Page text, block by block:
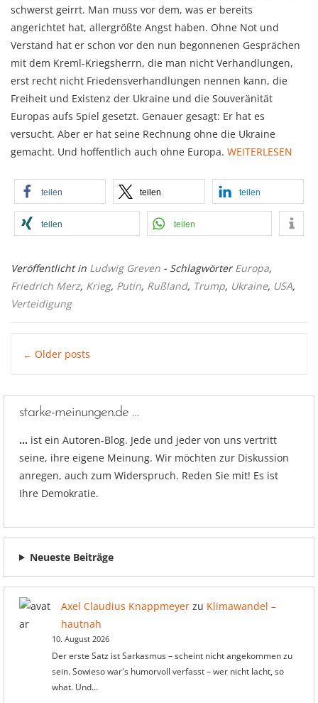
schwerst geirrt. Man muss vor dem, was er bereits
angerichtet hat, allergrößte Angst haben. Ohne Not und
Verstand hat er schon vor den nun begonnenen Gesprächen
mit dem Kreml-Kriegsherrn, die man nicht Verhandlungen,
erst recht nicht Friedensverhandlungen nennen kann, die
Freiheit und Existenz der Ukraine und die Souveränität
Europas aufs Spiel gesetzt. Genauer gesagt: Er hat es
versucht. Aber er hat seine Rechnung ohne die Ukraine
gemacht. Und hoffentlich auch ohne Europa. WEITERLESEN
teilen teilen teilen
teilen teilen
Veröffentlicht in Ludwig Greven - SchlagwörterEuropa,
Friedrich Merz, Krieg, Putin, Rußland, Trump, Ukraine, USA,
Verteidigung
Posts
navigation
← Older posts
starke-meinungen.de …
… ist ein Autoren-Blog. Jede und jeder von uns vertritt
seine, ihre eigene Meinung. Wir möchten zur Diskussion
anregen, auch zum Widerspruch. Reden Sie mit! Es ist
Ihre Demokratie.
Neueste Beiträge
Axel Claudius Knappmeyerzu Klimawandel –
hautnah
10. August 2026
Der erste Satz ist Sarkasmus – scheint nicht angekommen zu
sein. Sowieso war's humorvoll verfasst – wer nicht lacht, so
what. Und…